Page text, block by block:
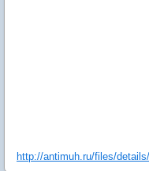
http://antimuh.ru/files/